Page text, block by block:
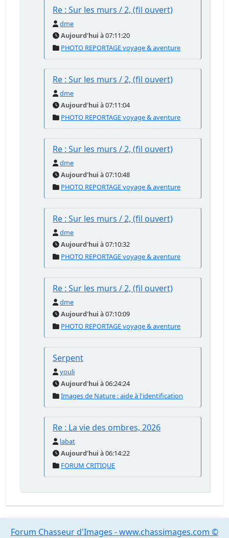
Re : Sur les murs / 2, (fil ouvert)
dme
Aujourd'hui à 07:11:20
PHOTO REPORTAGE voyage & aventure
Re : Sur les murs / 2, (fil ouvert)
dme
Aujourd'hui à 07:11:04
PHOTO REPORTAGE voyage & aventure
Re : Sur les murs / 2, (fil ouvert)
dme
Aujourd'hui à 07:10:48
PHOTO REPORTAGE voyage & aventure
Re : Sur les murs / 2, (fil ouvert)
dme
Aujourd'hui à 07:10:32
PHOTO REPORTAGE voyage & aventure
Re : Sur les murs / 2, (fil ouvert)
dme
Aujourd'hui à 07:10:09
PHOTO REPORTAGE voyage & aventure
Serpent
youli
Aujourd'hui à 06:24:24
Images de Nature : aide à l'identification
Re : La vie des ombres, 2026
labat
Aujourd'hui à 06:14:22
FORUM CRITIQUE
Forum Chasseur d'Images - www.chassimages.com ©